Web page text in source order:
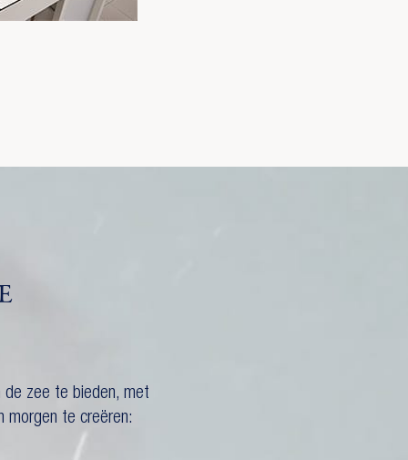
de zee te bieden, met
morgen te creëren: